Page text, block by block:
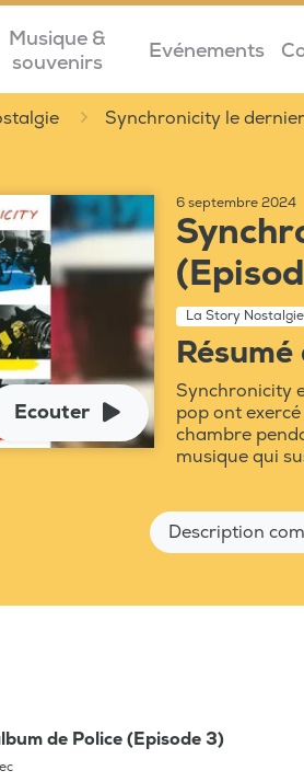
Musique &
souvenirs
Evénements
Synchronicity le
Ecouter
6 septembre 2024
La Story Nostalgie
Synchronicity
pop ont
chambre
musique qui
Description
de Police (Episode 3)